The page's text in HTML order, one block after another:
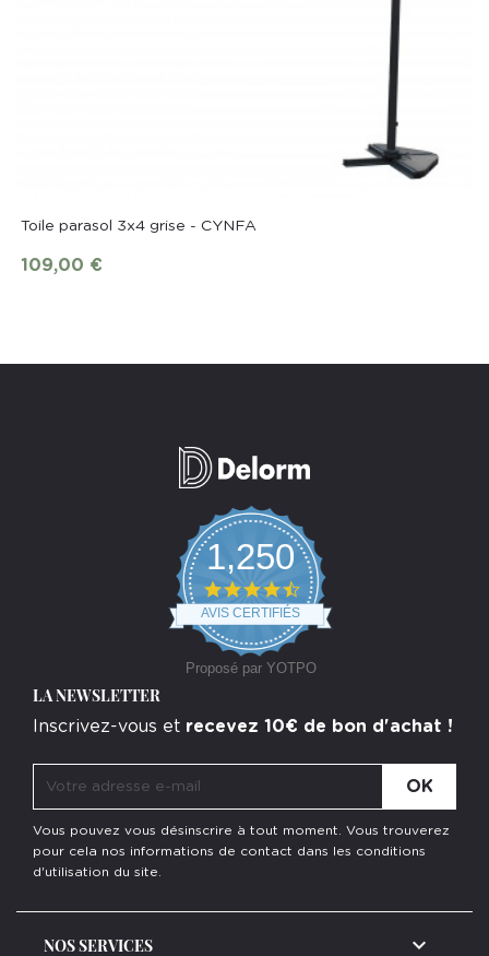
Toile parasol 3x4 grise - CYNFA
109,00 €
1,250
4.7
star
rating
AVIS CERTIFIÉS
Proposé par YOTPO
LA NEWSLETTER
Inscrivez-vous et recevez 10€ de bon d'achat !
Vous pouvez vous désinscrire à tout moment. Vous trouverez
pour cela nos informations de contact dans les conditions
d'utilisation du site.
NOS SERVICES 